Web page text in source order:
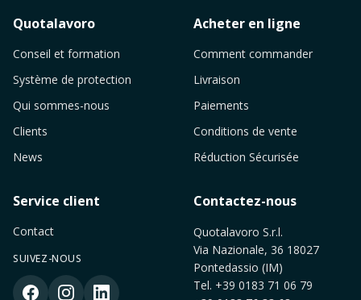
Quotalavoro
Conseil et formation
Système de protection
Qui sommes-nous
Clients
News
Acheter en ligne
Comment commander
Livraison
Paiements
Conditions de vente
Réduction Sécurisée
Service client
Contact
SUIVEZ-NOUS
Contactez-nous
Quotalavoro S.r.l.
Via Nazionale, 36 18027
Pontedassio (IM)
Tel. +39 0183 71 06 79